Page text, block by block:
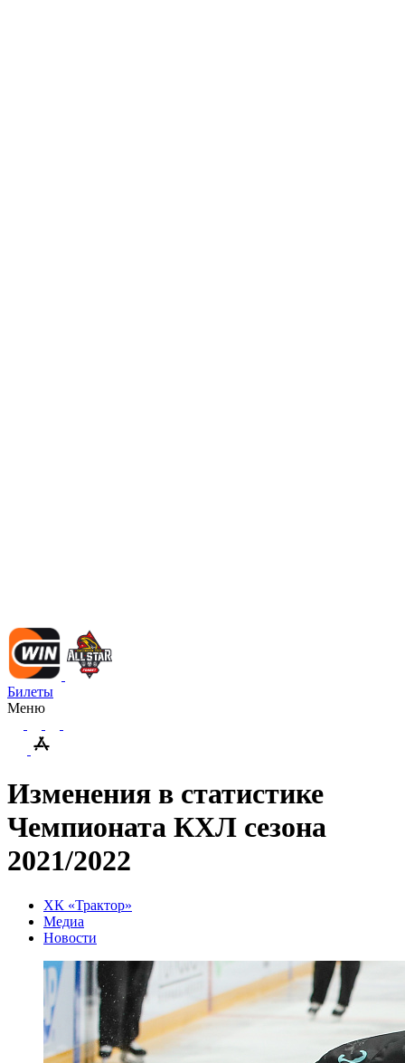
Билеты
Меню
Изменения в статистике
Чемпионата КХЛ сезона
2021/2022
ХК «Трактор»
Медиа
Новости